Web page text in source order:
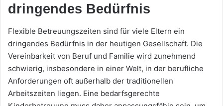
dringendes Bedürfnis
Flexible Betreuungszeiten sind für viele Eltern ein
dringendes Bedürfnis in der heutigen Gesellschaft. Die
Vereinbarkeit von Beruf und Familie wird zunehmend
schwierig, insbesondere in einer Welt, in der berufliche
Anforderungen oft außerhalb der traditionellen
Arbeitszeiten liegen. Eine bedarfsgerechte